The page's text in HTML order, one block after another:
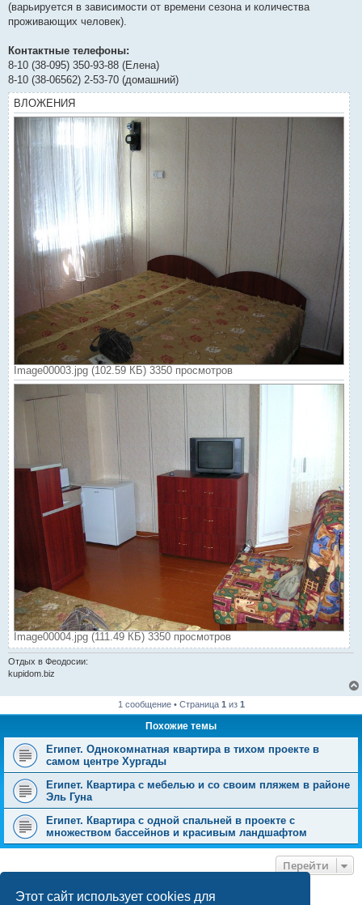
Этот сайт использует cookies для
(варьируется в зависимости от времени сезона и количества
проживающих человек).
Контактные телефоны:
8-10 (38-095) 350-93-88 (Елена)
8-10 (38-06562) 2-53-70 (домашний)
ВЛОЖЕНИЯ
Image00003.jpg (102.59 КБ) 3350 просмотров
Image00004.jpg (111.49 КБ) 3350 просмотров
Отдых в Феодосии:
kupidom.biz
1 сообщение • Страница 1 из 1
Похожие темы
Египет. Однокомнатная квартира в тихом проекте в
самом центре Хургады
Египет. Квартира с мебелью и со своим пляжем в районе
Эль Гуна
Египет. Квартира с одной спальней в проекте с
множеством бассейнов и красивым ландшафтом
Перейти
КТО СЕЙЧАС НА КОНФЕРЕНЦИИ